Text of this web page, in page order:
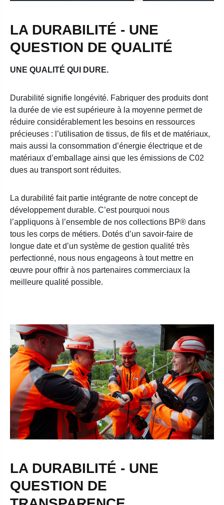
LA DURABILITÉ - UNE
QUESTION DE QUALITÉ
UNE QUALITÉ QUI DURE.
Durabilité signifie longévité. Fabriquer des produits dont
la durée de vie est supérieure à la moyenne permet de
réduire considérablement les besoins en ressources
précieuses : l’utilisation de tissus, de fils et de matériaux,
mais aussi la consommation d’énergie électrique et de
matériaux d’emballage ainsi que les émissions de C02
dues au transport sont réduites.
La durabilité fait partie intégrante de notre concept de
développement durable. C’est pourquoi nous
l’appliquons à l’ensemble de nos collections BP® dans
tous les corps de métiers. Dotés d’un savoir-faire de
longue date et d’un système de gestion qualité très
perfectionné, nous nous engageons à tout mettre en
œuvre pour offrir à nos partenaires commerciaux la
meilleure qualité possible.
LA DURABILITÉ - UNE
QUESTION DE